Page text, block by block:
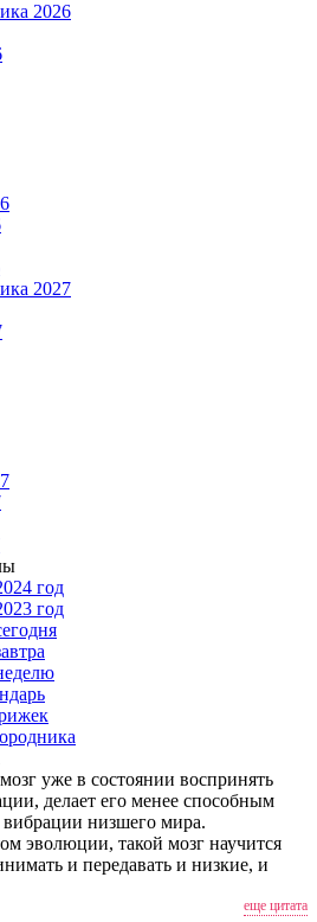
2026
2027
год
год
уже в состоянии воспринять
делает его менее способным
вибрации низшего мира.
эволюции, такой мозг научится
и передавать и низкие, и
еще цитата